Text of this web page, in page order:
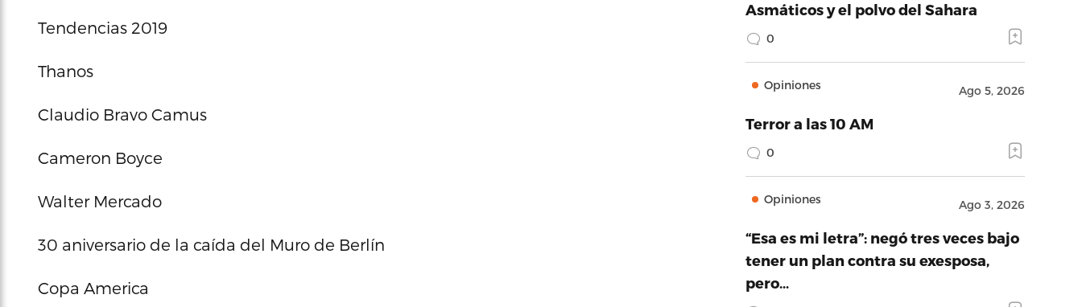
Tendencias 2019
Thanos
Claudio Bravo Camus
Cameron Boyce
Walter Mercado
30 aniversario de la caída del Muro de Berlín
Copa America
Asmáticos y el polvo del Sahara
0
Opiniones Ago 5, 2026
Terror a las 10 AM
0
Opiniones Ago 3, 2026
“Esa es mi letra”: negó tres veces bajo
tener un plan contra su exesposa,
pero…